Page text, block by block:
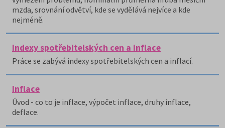
mzda, srovnání odvětví, kde se vydělává nejvíce a kde
nejméně.
Indexy spotřebitelských cen a inflace
Práce se zabývá indexy spotřebitelských cen a inflací.
Inflace
Úvod - co to je inflace, výpočet inflace, druhy inflace,
deflace.